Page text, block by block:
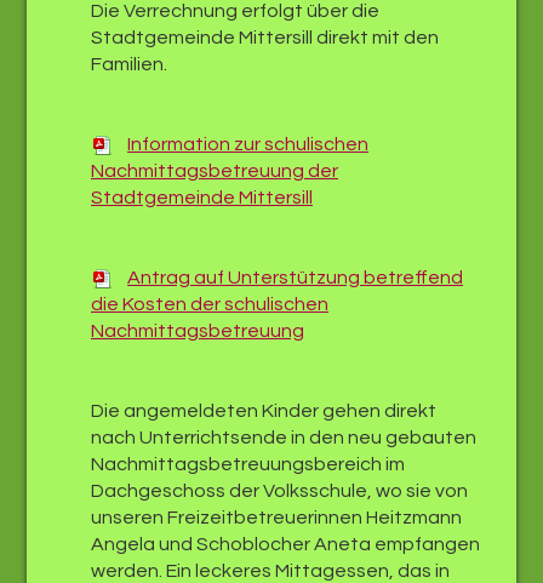
Die Verrechnung erfolgt über die
Stadtgemeinde Mittersill direkt mit den
Familien.
Information zur schulischen
Nachmittagsbetreuung der
Stadtgemeinde Mittersill
Antrag auf Unterstützung betreffend
die Kosten der schulischen
Nachmittagsbetreuung
Die angemeldeten Kinder gehen direkt
nach Unterrichtsende in den neu gebauten
Nachmittagsbetreuungsbereich im
Dachgeschoss der Volksschule, wo sie von
unseren Freizeitbetreuerinnen Heitzmann
Angela und Schoblocher Aneta empfangen
werden. Ein leckeres Mittagessen, das in